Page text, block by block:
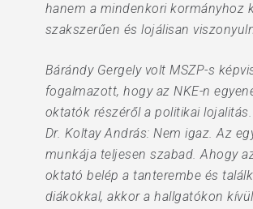
hanem a mindenkori kormányhoz
szakszerűen és lojálisan
Bárándy Gergely volt MSZP-s
fogalmazott, hogy az NKE-n
oktatók részéről a politikai
Dr. Koltay András: Nem igaz. Az
munkája teljesen szabad. Ahogy
oktató belép a tanterembe és
diákokkal, akkor a hallgatókon